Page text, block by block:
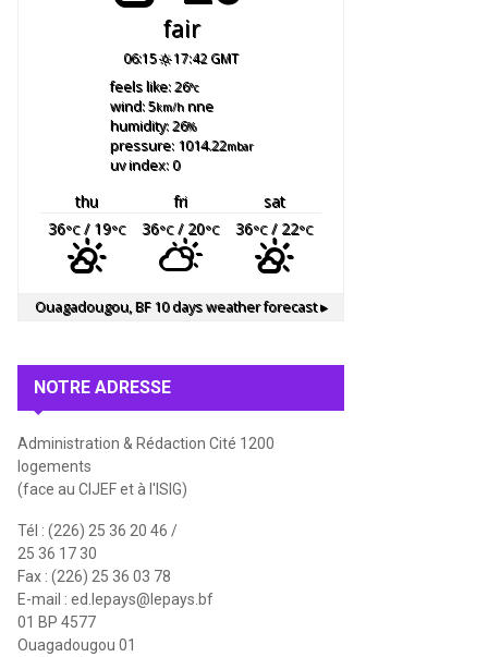
fair
06:15 17:42 GMT
feels like: 26°c
wind: 5km/hnne
humidity: 26%
pressure: 1014.22mbar
uv index: 0
thu fri
sat
36°C/ 19°C 36°C/ 20°C 36°C/ 22°C
Ouagadougou, BF10 days weather forecast ▸
NOTRE ADRESSE
Administration & Rédaction Cité 1200
logements
(face au CIJEF et à l'ISIG)
Tél : (226) 25 36 20 46 /
25 36 17 30
Fax : (226) 25 36 03 78
E-mail : ed.lepays@lepays.bf
01 BP 4577
Ouagadougou 01